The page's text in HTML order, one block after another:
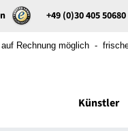
+49 (0)30 405 50680
Rechnung möglich -
Künstler